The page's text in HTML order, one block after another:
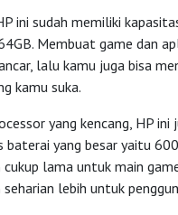
ini sudah memiliki
Membuat game dan
lalu kamu juga bisa
kamu suka.
yang kencang, HP ini
baterai yang besar yaitu
lama untuk main
lebih untuk